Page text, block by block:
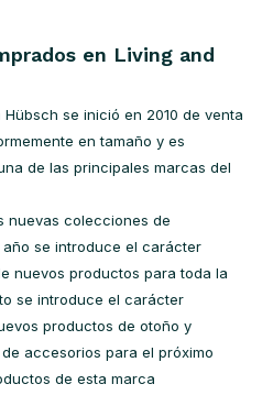
en Living and
se inició en 2010 de venta
en tamaño y es
de las principales marcas del
nuevas colecciones de
se introduce el carácter
nuevos productos para toda la
se introduce el carácter
productos de otoño y
accesorios para el próximo
de esta marca